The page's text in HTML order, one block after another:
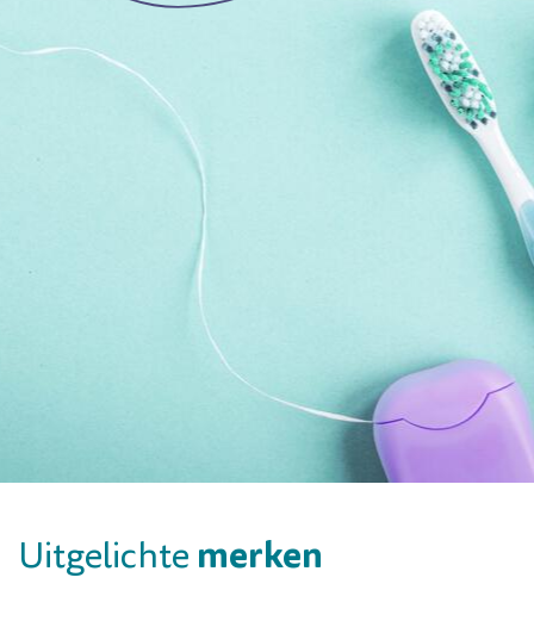
Uitgelichte merken